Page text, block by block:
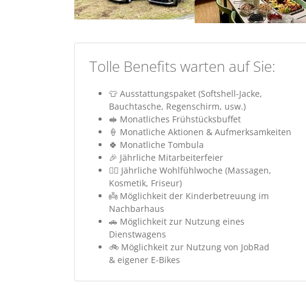
Tolle Benefits warten auf Sie:
👕 Ausstattungspaket (Softshell-Jacke,
Bauchtasche, Regenschirm, usw.)
🥪 Monatliches Frühstücksbuffet
🍦 Monatliche Aktionen & Aufmerksamkeiten
🍀 Monatliche Tombula
🎉 Jährliche Mitarbeiterfeier
🧖‍♀️ Jährliche Wohlfühlwoche (Massagen,
Kosmetik, Friseur)
👼 Möglichkeit der Kinderbetreuung im
Nachbarhaus
🚗 Möglichkeit zur Nutzung eines
Dienstwagens
🚲 Möglichkeit zur Nutzung von JobRad
& eigener E-Bikes